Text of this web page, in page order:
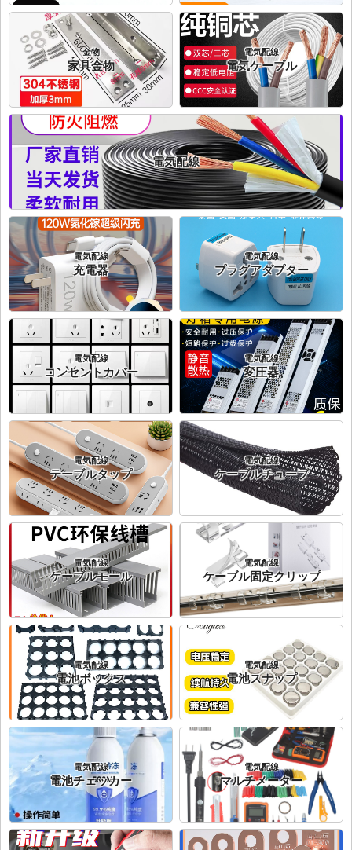
金物
家具金物
電気配線
電気配線
電気ケーブル
電気配線
充電器
電気配線
プラグアダプター
電気配線
コンセントカバー
電気配線
変圧器
電気配線
テーブルタップ
電気配線
ケーブルチューブ
電気配線
ケーブルモール
電気配線
ケーブル固定クリップ
電気配線
電池ボックス
電気配線
電池スナップ
電気配線
電池チェッカー
電気配線
マルチメーター